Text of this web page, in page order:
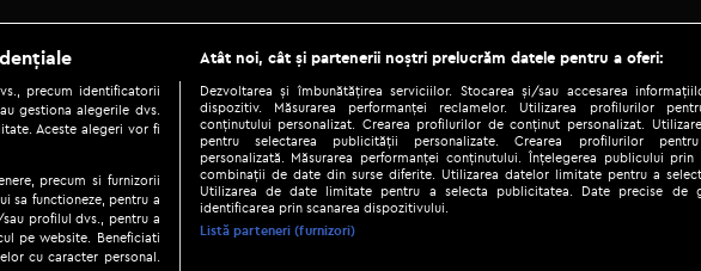
Be social
Copyright © 2026 / DIGI ROMANIA S.A.
și condiții|Politica de confidențialitate|
precum identificatorii
gestiona alegerile dvs.
Aceste alegeri vor fi
precum si furnizorii
sa functioneze, pentru a
profilul dvs., pentru a
pe website. Beneficiati
cu caracter personal.
Atât noi, cât și partenerii noștri prelucrăm datele pentru a oferi:
Dezvoltarea și îmbunătățirea serviciilor. Stocarea și/sau accesarea
dispozitiv. Măsurarea performanței reclamelor. Utilizarea profilurilor
conținutului personalizat. Crearea profilurilor de conținut personalizat.
pentru selectarea publicității personalizate. Crearea profilurilor
personalizată. Măsurarea performanței conținutului. Înțelegerea publicului
combinații de date din surse diferite. Utilizarea datelor limitate pentru a
Utilizarea de date limitate pentru a selecta publicitatea. Date precise de
identificarea prin scanarea dispozitivului.
Listă parteneri (furnizori)